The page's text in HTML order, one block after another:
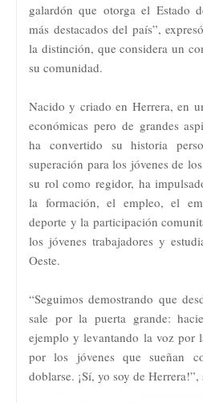
galardón que otorga el Estado
más destacados del país”,
la distinción, que considera un
su comunidad.
Nacido y criado en Herrera, en
económicas pero de grandes
ha convertido su historia
superación para los jóvenes de
su rol como regidor, ha
la formación, el empleo, el
deporte y la participación
los jóvenes trabajadores y
Oeste.
“Seguimos demostrando que
sale por la puerta grande:
ejemplo y levantando la voz por
por los jóvenes que sueñan
doblarse. ¡Sí, yo soy de Herrera!”,